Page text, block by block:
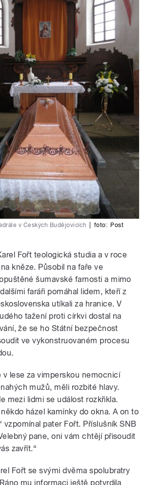
v Českých Budějovicích foto: Post
Fořt teologická studia a v roce
kněze. Působil na faře ve
šumavské farnosti a mimo
faráři pomáhal lidem, kteří z
utíkali za hranice. V
tažení proti církvi dostal na
že se ho Státní bezpečnost
ve vykonstruovaném procesu
v lese za vimperskou nemocnicí
mužů, měli rozbité hlavy.
mezi lidmi se událost rozkřikla.
házel kamínky do okna. A on to
vzpomínal pater Fořt. Příslušník SNB
pane, oni vám chtějí přisoudit
zavřít.“
Fořt se svými dvěma spolubratry
mu informaci ještě potvrdila